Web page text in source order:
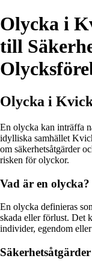
Olycka i
till
Olycka i
En olycka kan inträffa
idylliska samhället
om säkerhetsåtgärder
risken för olyckor.
Vad är en olycka?
En olycka definieras
skada eller förlust. Det
individer, egendom